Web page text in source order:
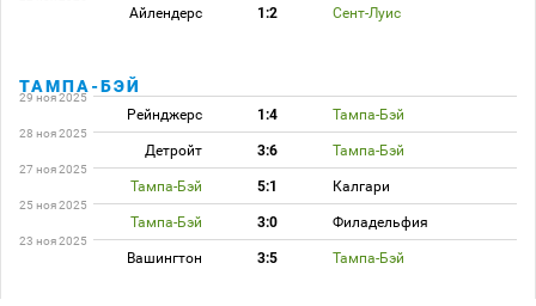
Айлендерс 1:2 Сент-Луис
ТАМПА-БЭЙ
29 ноя 2025
Рейнджерс 1:4 Тампа-Бэй
28 ноя 2025
Детройт 3:6 Тампа-Бэй
27 ноя 2025
Тампа-Бэй 5:1 Калгари
25 ноя 2025
Тампа-Бэй 3:0 Филадельфия
23 ноя 2025
Вашингтон 3:5 Тампа-Бэй